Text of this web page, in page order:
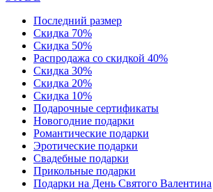
Последний размер
Скидка 70%
Скидка 50%
Распродажа со скидкой 40%
Скидка 30%
Скидка 20%
Скидка 10%
Подарочные сертификаты
Новогодние подарки
Романтические подарки
Эротические подарки
Свадебные подарки
Прикольные подарки
Подарки на День Святого Валентина